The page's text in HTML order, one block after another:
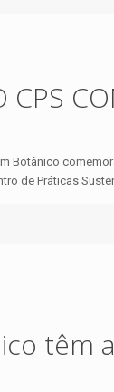
CPS
Botânico
de Práticas
têm